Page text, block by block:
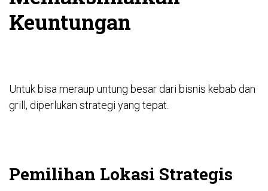
Keuntungan
Untuk bisa meraup untung besar dari bisnis kebab dan
grill, diperlukan strategi yang tepat.
Pemilihan Lokasi Strategis